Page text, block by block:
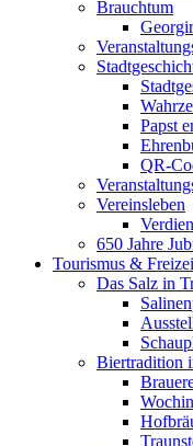
Brauchtum
Papst
QR-
Vereinsleben
650 Jahre
Tourismus &
Das Salz in
Biertradition